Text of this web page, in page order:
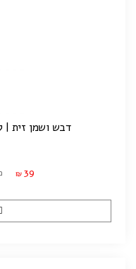
דבש ושמן זית |
₪ 39